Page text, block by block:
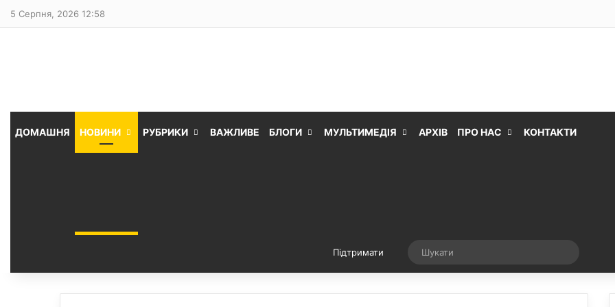
5 Серпня, 2026 12:58
ДОМАШНЯ НОВИНИ РУБРИКИ ВАЖЛИВЕ БЛОГИ МУЛЬТИМЕДІЯ АРХІВ ПРО НАС КОНТАКТИ
Підтримати Випадкова стаття